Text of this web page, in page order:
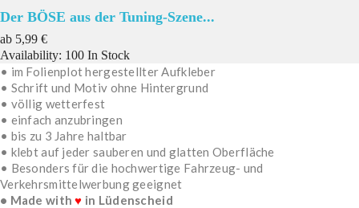
Der BÖSE aus der Tuning-Szene...
ab Preis
5,99 €
Availability: 100 In Stock
• im Folienplot hergestellter Aufkleber
• Schrift und Motiv ohne Hintergrund
• völlig wetterfest
• einfach anzubringen
• bis zu 3 Jahre haltbar
• klebt auf jeder sauberen und glatten Oberfläche
• Besonders für die hochwertige Fahrzeug- und
Verkehrsmittelwerbung geeignet
• Made with♥ in Lüdenscheid